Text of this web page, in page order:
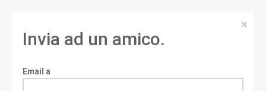
Invia ad un amico.
×
Email a